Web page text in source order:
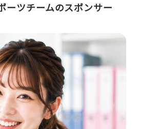
ツチームのスポンサー